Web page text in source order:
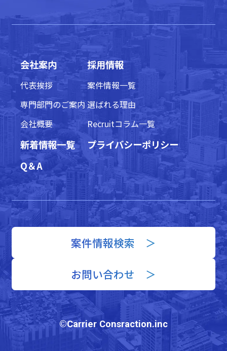
会社案内
代表挨拶
専門部門のご案内
会社概要
新着情報一覧
Q＆A
採用情報
案件情報一覧
選ばれる理由
Recruitコラム一覧
プライバシーポリシー
案件情報検索 ＞
お問い合わせ ＞
©Carrier Consraction.inc